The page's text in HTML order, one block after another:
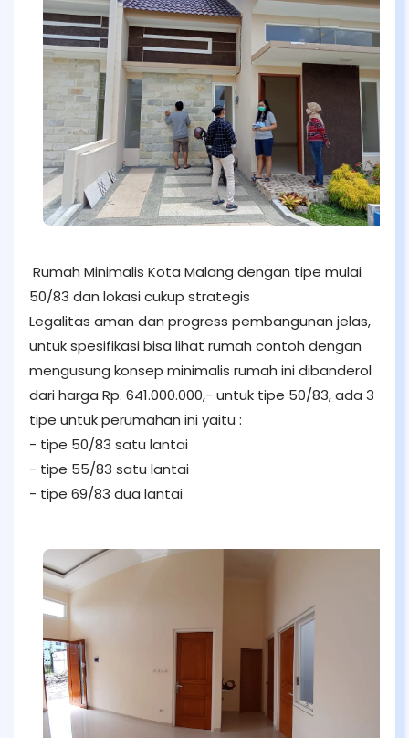
Rumah Minimalis Kota Malang dengan tipe mulai
50/83 dan lokasi cukup strategis
Legalitas aman dan progress pembangunan jelas,
untuk spesifikasi bisa lihat rumah contoh dengan
mengusung konsep minimalis rumah ini dibanderol
dari harga Rp. 641.000.000,- untuk tipe 50/83, ada 3
tipe untuk perumahan ini yaitu :
- tipe 50/83 satu lantai
- tipe 55/83 satu lantai
- tipe 69/83 dua lantai